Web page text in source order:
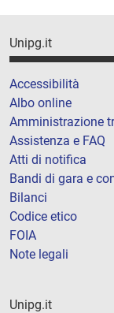
Unipg.it
Accessibilità
Albo online
Amministrazione
Assistenza e FAQ
Atti di notifica
Bandi di gara e
Bilanci
Codice etico
FOIA
Note legali
Unipg.it